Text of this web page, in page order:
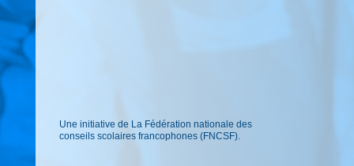
Une initiative de La Fédération nationale des
conseils scolaires francophones (FNCSF).